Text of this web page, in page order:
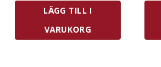
LÄGG TILL I
VARUKORG